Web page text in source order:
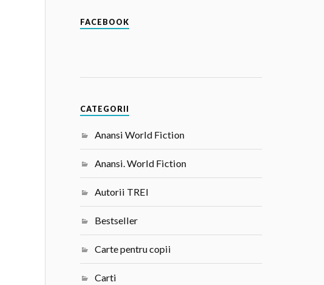
FACEBOOK
CATEGORII
Anansi World Fiction
Anansi. World Fiction
Autorii TREI
Bestseller
Carte pentru copii
Carti